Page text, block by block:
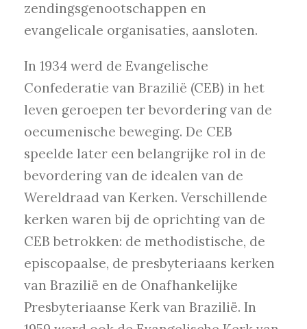
zendingsgenootschappen en
evangelicale organisaties, aansloten.
In 1934 werd de Evangelische
Confederatie van Brazilië (CEB) in het
leven geroepen ter bevordering van de
oecumenische beweging. De CEB
speelde later een belangrijke rol in de
bevordering van de idealen van de
Wereldraad van Kerken. Verschillende
kerken waren bij de oprichting van de
CEB betrokken: de methodistische, de
episcopaalse, de presbyteriaans kerken
van Brazilië en de Onafhankelijke
Presbyteriaanse Kerk van Brazilië. In